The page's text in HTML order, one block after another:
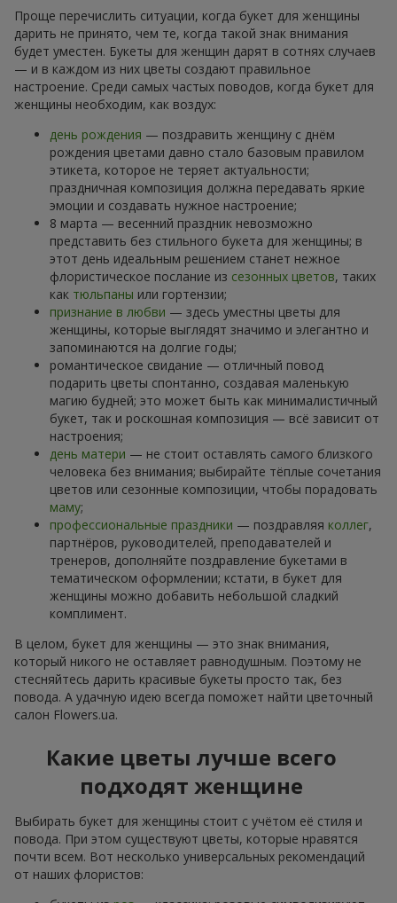
Проще перечислить ситуации, когда букет для женщины
дарить не принято, чем те, когда такой знак внимания
будет уместен. Букеты для женщин дарят в сотнях случаев
— и в каждом из них цветы создают правильное
настроение. Среди самых частых поводов, когда букет для
женщины необходим, как воздух:
день рождения — поздравить женщину с днём
рождения цветами давно стало базовым правилом
этикета, которое не теряет актуальности;
праздничная композиция должна передавать яркие
эмоции и создавать нужное настроение;
8 марта — весенний праздник невозможно
представить без стильного букета для женщины; в
этот день идеальным решением станет нежное
флористическое послание из сезонных цветов, таких
как тюльпаны или гортензии;
признание в любви — здесь уместны цветы для
женщины, которые выглядят значимо и элегантно и
запоминаются на долгие годы;
романтическое свидание — отличный повод
подарить цветы спонтанно, создавая маленькую
магию будней; это может быть как минималистичный
букет, так и роскошная композиция — всё зависит от
настроения;
день матери — не стоит оставлять самого близкого
человека без внимания; выбирайте тёплые сочетания
цветов или сезонные композиции, чтобы порадовать
маму;
профессиональные праздники — поздравляя коллег,
партнёров, руководителей, преподавателей и
тренеров, дополняйте поздравление букетами в
тематическом оформлении; кстати, в букет для
женщины можно добавить небольшой сладкий
комплимент.
В целом, букет для женщины — это знак внимания,
который никого не оставляет равнодушным. Поэтому не
стесняйтесь дарить красивые букеты просто так, без
повода. А удачную идею всегда поможет найти цветочный
салон Flowers.ua.
Какие цветы лучше всего
подходят женщине
Выбирать букет для женщины стоит с учётом её стиля и
повода. При этом существуют цветы, которые нравятся
почти всем. Вот несколько универсальных рекомендаций
от наших флористов: